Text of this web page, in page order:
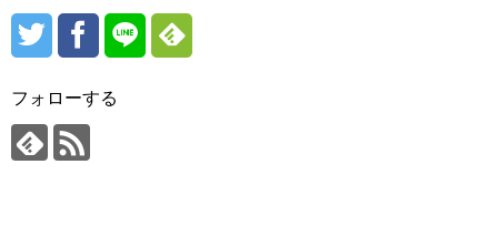
フォローする